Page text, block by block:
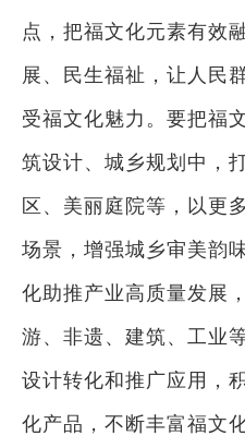
点，把福文化元素有效
展、民生福祉，让人民
受福文化魅力。要把福
筑设计、城乡规划中，
区、美丽庭院等，以更
场景，增强城乡审美韵
化助推产业高质量发展
游、非遗、建筑、工业
设计转化和推广应用，
化产品，不断丰富福文